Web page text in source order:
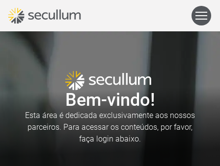
Bem-vindo!
Esta área é dedicada exclusivamente aos nossos
parceiros. Para acessar os conteúdos, por favor,
faça login abaixo.